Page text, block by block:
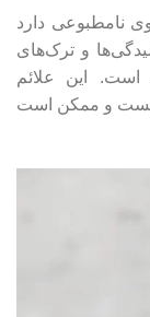
نامطبوعی دارد
و ترک‌های
این علائم
و ممکن است